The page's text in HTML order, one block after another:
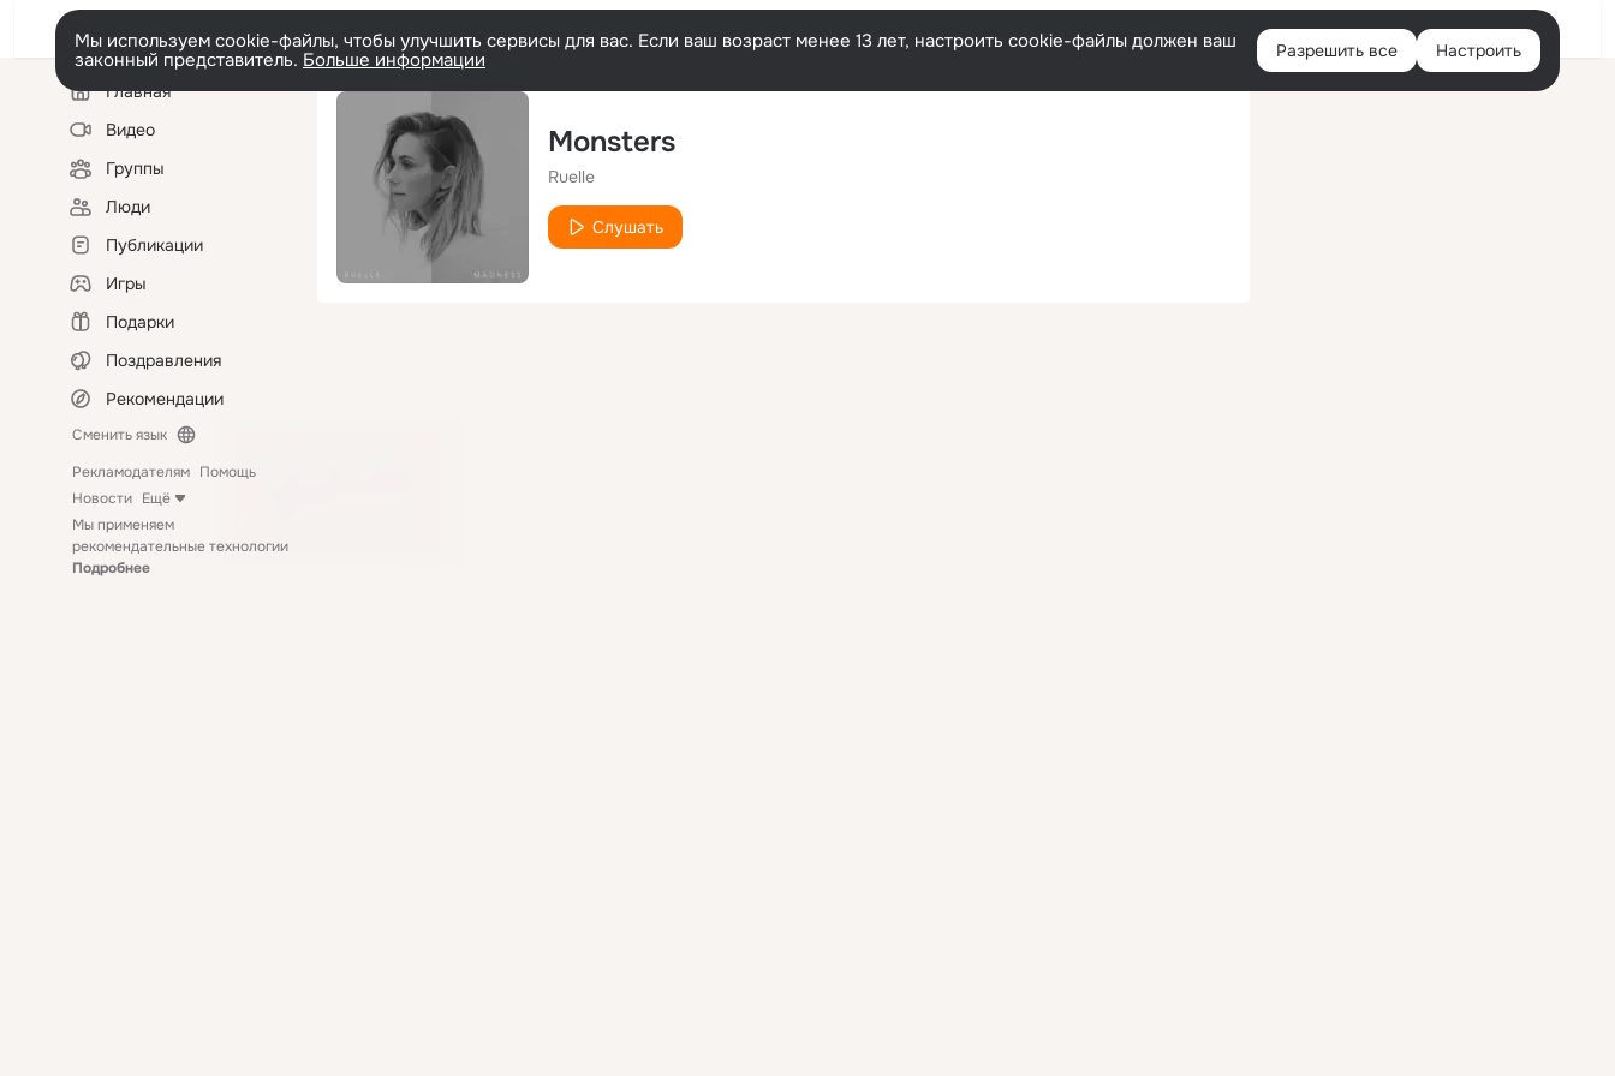
Войти
Мы используем cookie-файлы, чтобы улучшить сервисы для вас. Если ваш возраст менее 13 лет, настроить cookie-файлы должен ваш
законный представитель. Больше информации Разрешить все Настроить
Левая
колонкаГлавная
Видео
Группы
Люди
Публикации
Игры
Подарки
Поздравления
Рекомендации
Сменить язык
Рекламодателям Помощь
Новости Ещё
Мы применяем
рекомендательные технологии
Подробнее
Monsters
Ruelle
Слушать